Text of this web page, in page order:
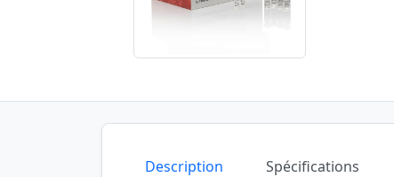
Description Spécifications